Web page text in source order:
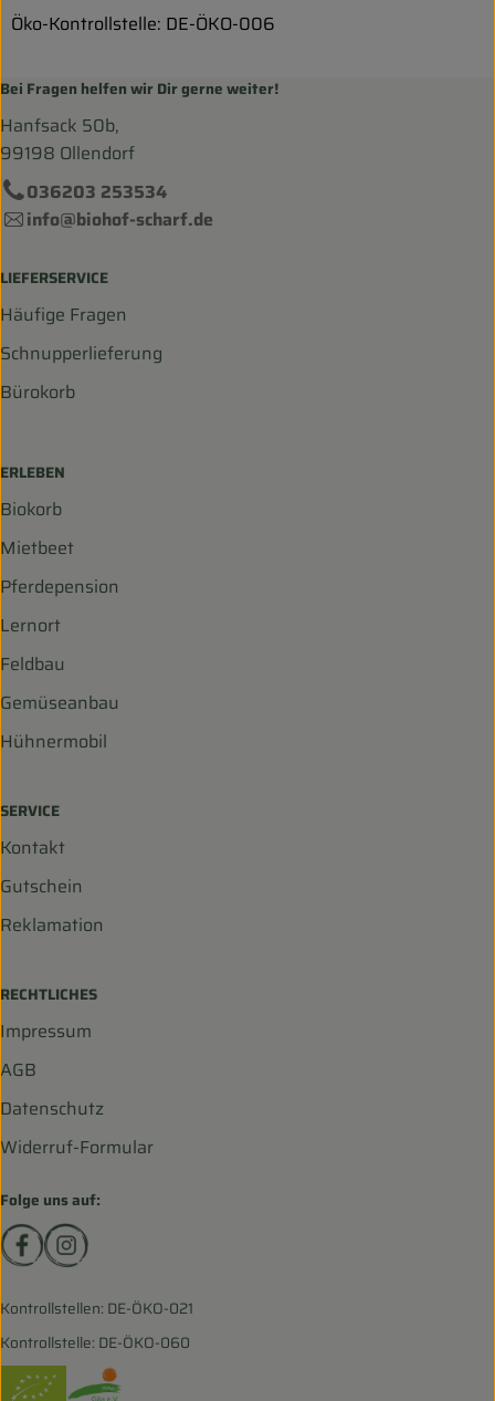
Öko-Kontrollstelle: DE-ÖKO-006
Bei Fragen helfen wir Dir gerne weiter!
Hanfsack 50b,
99198 Ollendorf
036203 253534
info@biohof-scharf.de
LIEFERSERVICE
Häufige Fragen
Schnupperlieferung
Bürokorb
ERLEBEN
Biokorb
Mietbeet
Pferdepension
Lernort
Feldbau
Gemüseanbau
Hühnermobil
SERVICE
Kontakt
Gutschein
Reklamation
RECHTLICHES
Impressum
AGB
Datenschutz
Widerruf-Formular
Folge uns auf:
Externer Link zu https://www.facebook.com/
Externer Link zu https://www.instagram.com/
Kontrollstellen: DE-ÖKO-021
Kontrollstelle: DE-ÖKO-060